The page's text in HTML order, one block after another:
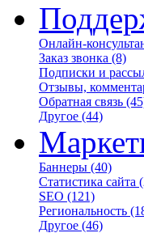
Онлайн-
Заказ звонка (8)
Подписки и
Отзывы,
Обратная связь
Другое (44)
Баннеры (40)
Статистика сайта
SEO (121)
Региональность
Другое (46)